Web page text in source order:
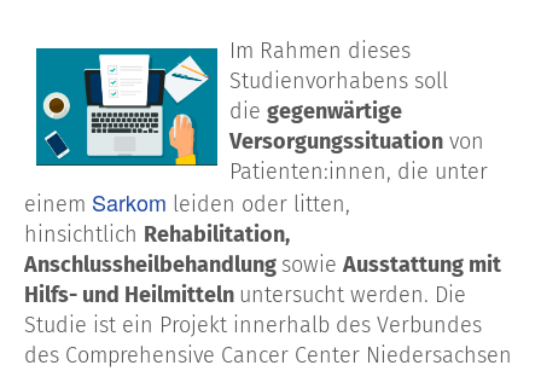
Im Rahmen dieses
Studienvorhabens soll
die gegenwärtige
Versorgungssituation von
Patienten:innen, die unter
einem Sarkom leiden oder litten,
hinsichtlich Rehabilitation,
Anschlussheilbehandlung sowie Ausstattung mit
Hilfs- und Heilmitteln untersucht werden. Die
Studie ist ein Projekt innerhalb des Verbundes
des Comprehensive Cancer Center Niedersachsen